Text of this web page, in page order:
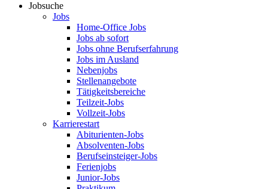
Jobsuche
Jobs
Home-Office Jobs
Jobs ab sofort
Jobs ohne Berufserfahrung
Jobs im Ausland
Nebenjobs
Stellenangebote
Tätigkeitsbereiche
Teilzeit-Jobs
Vollzeit-Jobs
Karrierestart
Abiturienten-Jobs
Absolventen-Jobs
Berufseinsteiger-Jobs
Ferienjobs
Junior-Jobs